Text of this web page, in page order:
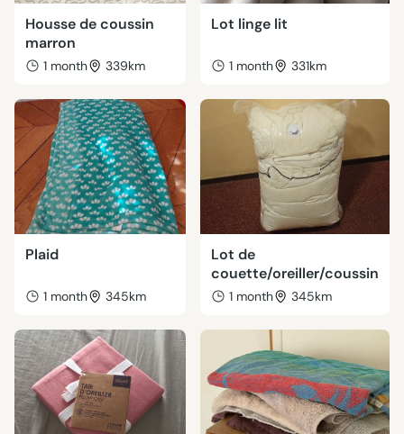
Housse de coussin
marron
1 month 339km
Lot linge lit
1 month 331km
Plaid
1 month 345km
Lot de
couette/oreiller/coussin
1 month 345km